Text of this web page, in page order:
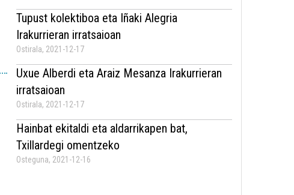
Tupust kolektiboa eta Iñaki Alegria
Irakurrieran irratsaioan
Ostirala, 2021-12-17
Uxue Alberdi eta Araiz Mesanza Irakurrieran
irratsaioan
Ostirala, 2021-12-17
Hainbat ekitaldi eta aldarrikapen bat,
Txillardegi omentzeko
Osteguna, 2021-12-16